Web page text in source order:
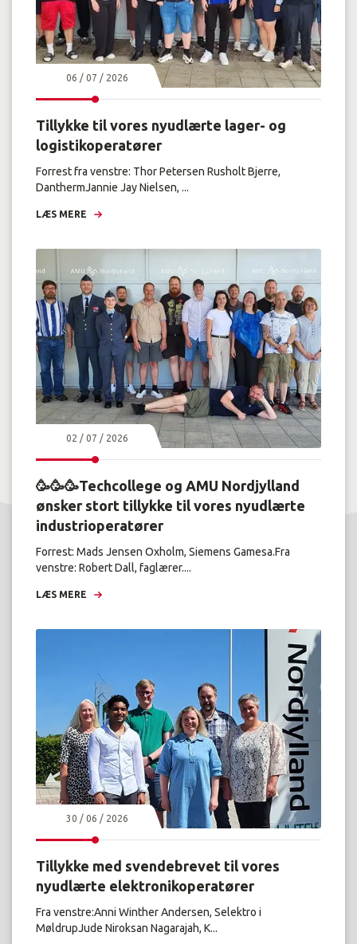
06 / 07 / 2026
Tillykke til vores nyudlærte lager- og
logistikoperatører
Forrest fra venstre: Thor Petersen Rusholt Bjerre,
DanthermJannie Jay Nielsen, ...
LÆS MERE
02 / 07 / 2026
🥳🥳🥳Techcollege og AMU Nordjylland
ønsker stort tillykke til vores nyudlærte
industrioperatører
Forrest: Mads Jensen Oxholm, Siemens Gamesa.Fra
venstre: Robert Dall, faglærer....
LÆS MERE
30 / 06 / 2026
Tillykke med svendebrevet til vores
nyudlærte elektronikoperatører
Fra venstre:Anni Winther Andersen, Selektro i
MøldrupJude Niroksan Nagarajah, K...